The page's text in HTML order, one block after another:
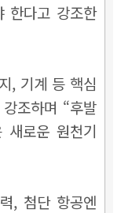
한다고 강조한
, 기계 등 핵심
조하며 “후발
새로운 원천기
, 첨단 항공엔